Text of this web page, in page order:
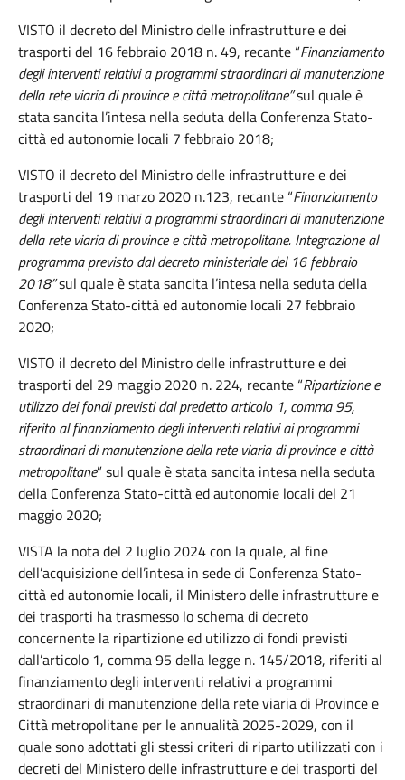
VISTO il decreto del Ministro delle infrastrutture e dei
trasporti del 16 febbraio 2018 n. 49, recante “Finanziamento
degli interventi relativi a programmi straordinari di manutenzione
della rete viaria di province e città metropolitane”sul quale è
stata sancita l’intesa nella seduta della Conferenza Stato-
città ed autonomie locali 7 febbraio 2018;
VISTO il decreto del Ministro delle infrastrutture e dei
trasporti del 19 marzo 2020 n.123, recante “Finanziamento
degli interventi relativi a programmi straordinari di manutenzione
della rete viaria di province e città metropolitane. Integrazione al
programma previsto dal decreto ministeriale del 16 febbraio
2018”sul quale è stata sancita l’intesa nella seduta della
Conferenza Stato-città ed autonomie locali 27 febbraio
2020;
VISTO il decreto del Ministro delle infrastrutture e dei
trasporti del 29 maggio 2020 n. 224, recante “Ripartizione e
utilizzo dei fondi previsti dal predetto articolo 1, comma 95,
riferito al finanziamento degli interventi relativi ai programmi
straordinari di manutenzione della rete viaria di province e città
metropolitane” sul quale è stata sancita intesa nella seduta
della Conferenza Stato-città ed autonomie locali del 21
maggio 2020;
VISTA la nota del 2 luglio 2024 con la quale, al fine
dell’acquisizione dell’intesa in sede di Conferenza Stato-
città ed autonomie locali, il Ministero delle infrastrutture e
dei trasporti ha trasmesso lo schema di decreto
concernente la ripartizione ed utilizzo di fondi previsti
dall’articolo 1, comma 95 della legge n. 145/2018, riferiti al
finanziamento degli interventi relativi a programmi
straordinari di manutenzione della rete viaria di Province e
Città metropolitane per le annualità 2025-2029, con il
quale sono adottati gli stessi criteri di riparto utilizzati con i
decreti del Ministero delle infrastrutture e dei trasporti del